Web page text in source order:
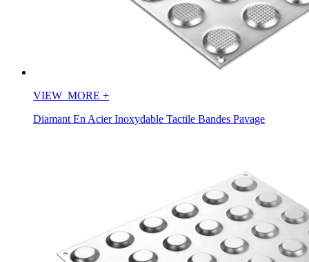
VIEW_MORE +
Diamant En Acier Inoxydable Tactile Bandes Pavage